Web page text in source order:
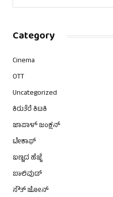
Category
Cinema
OTT
Uncategorized
ಕಿರುತೆರೆ ಕಿಟಕಿ
ಜಾಪಾಳ್ ಜಂಕ್ಷನ್
ಟೇಕಾಫ್
ಬಣ್ಣದ ಹೆಜ್ಜೆ
ಬಾಲಿವುಡ್
ಸೌತ್ ಜೋನ್